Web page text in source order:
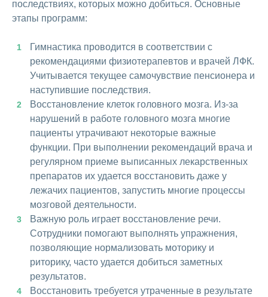
последствиях, которых можно добиться. Основные
этапы программ:
Гимнастика проводится в соответствии с
рекомендациями физиотерапевтов и врачей ЛФК.
Учитывается текущее самочувствие пенсионера и
наступившие последствия.
Восстановление клеток головного мозга. Из-за
нарушений в работе головного мозга многие
пациенты утрачивают некоторые важные
функции. При выполнении рекомендаций врача и
регулярном приеме выписанных лекарственных
препаратов их удается восстановить даже у
лежачих пациентов, запустить многие процессы
мозговой деятельности.
Важную роль играет восстановление речи.
Сотрудники помогают выполнять упражнения,
позволяющие нормализовать моторику и
риторику, часто удается добиться заметных
результатов.
Восстановить требуется утраченные в результате